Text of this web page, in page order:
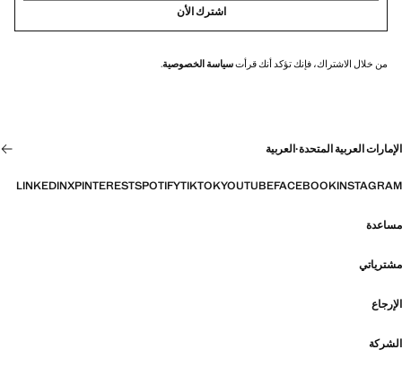
اشترك الأن
من خلال الاشتراك، فإنك تؤكد أنك قرأتسياسة الخصوصية.
الإمارات العربية المتحدة·العربية
INSTAGRAM
FACEBOOK
YOUTUBE
TIKTOK
SPOTIFY
PINTEREST
X
LINKEDIN
مساعدة
مشترياتي
الإرجاع
الشركة